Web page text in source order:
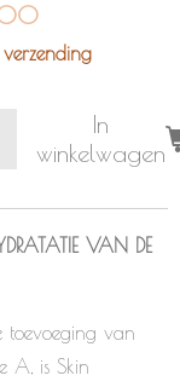
verzending
In
winkelwagen
VAN DE
toevoeging van
A, is Skin